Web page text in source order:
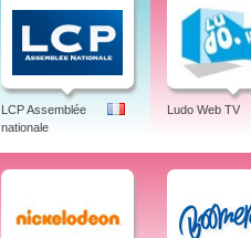
LCP Assemblée
nationale
Ludo Web TV